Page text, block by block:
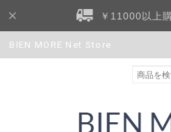
￥11000以上
BIEN MORE Net Store